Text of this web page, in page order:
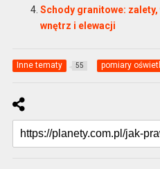
Schody granitowe: zalety,
wnętrz i elewacji
Inne tematy 55 pomiary